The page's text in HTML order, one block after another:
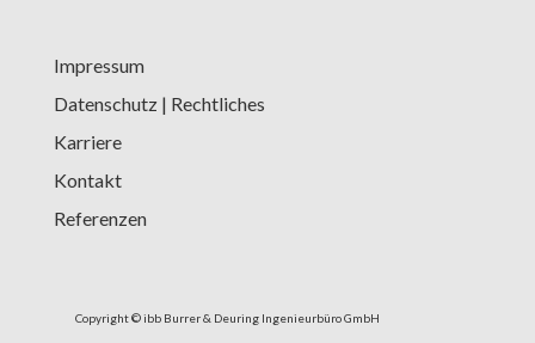
Impressum
Datenschutz | Rechtliches
Karriere
Kontakt
Referenzen
Copyright © ibb Burrer & Deuring Ingenieurbüro GmbH